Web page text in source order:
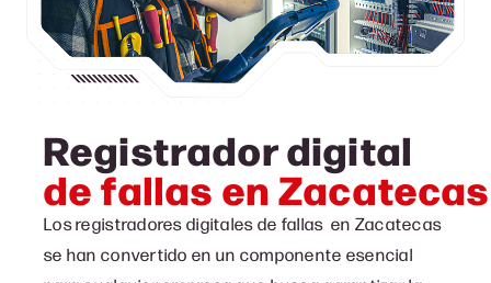
Registrador digital
de fallas en Zacatecas
Los registradores digitales de fallas en Zacatecas
se han convertido en un componente esencial